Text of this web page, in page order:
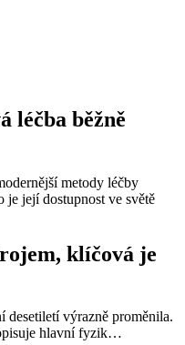
léčba běžně
metody léčby
je její dostupnost ve světě
klíčová je
desetiletí výrazně proměnila.
hlavní fyzik…